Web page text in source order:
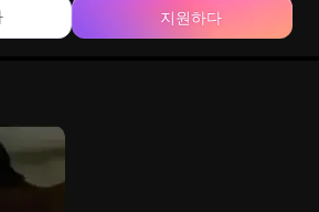
지원하다